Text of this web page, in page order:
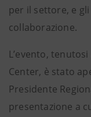
per il settore, e
collaborazione.
L’evento,
Center, è stato
Presidente
presentazione a